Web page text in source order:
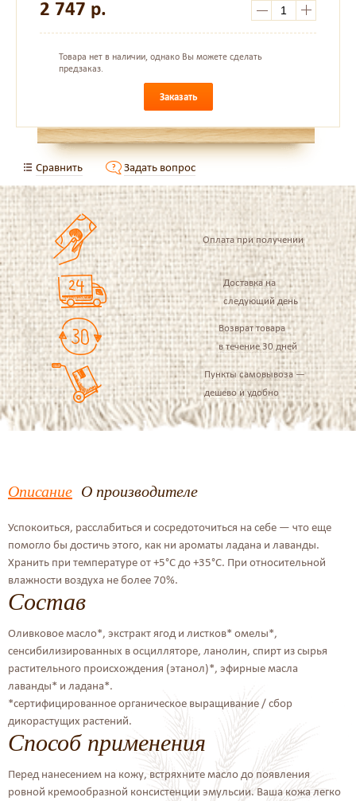
2 747 р.
Товара нет в наличии, однако Вы можете сделать
предзаказ.
Заказать
Сравнить Задать вопрос
Оплата при получении
Доставка на
следующий день
Возврат товара
в течение 30 дней
Пункты самовывоза —
дешево и удобно
Описание О производителе
Успокоиться, расслабиться и сосредоточиться на себе — что еще
помогло бы достичь этого, как ни ароматы ладана и лаванды.
Хранить при температуре от +5°С до +35°С. При относительной
влажности воздуха не более 70%.
Состав
Оливковое масло*, экстракт ягод и листков* омелы*,
сенсибилизированных в осцилляторе, ланолин, спирт из сырья
растительного происхождения (этанол)*, эфирные масла
лаванды* и ладана*.
*сертифицированное органическое выращивание / сбор
дикорастущих растений.
Способ применения
Перед нанесением на кожу, встряхните масло до появления
ровной кремообразной консистенции эмульсии. Ваша кожа легко